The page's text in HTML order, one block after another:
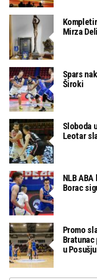
Mirza
Spars
Široki
Sloboda
Leotar
NLB
Borac
Promo
u Posušju